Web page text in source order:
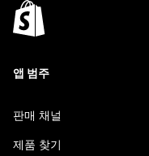
앱 범주
판매 채널
제품 찾기